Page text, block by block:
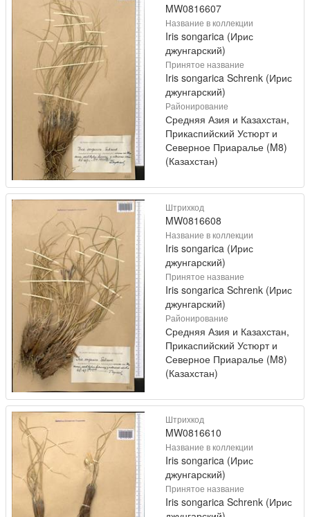
MW0816607
Название в коллекции
Iris songarica (Ирис
джунгарский)
Принятое название
Iris songarica Schrenk (Ирис
джунгарский)
Районирование
Средняя Азия и Казахстан,
Прикаспийский Устюрт и
Северное Приаралье (M8)
(Казахстан)
Штрихкод
MW0816608
Название в коллекции
Iris songarica (Ирис
джунгарский)
Принятое название
Iris songarica Schrenk (Ирис
джунгарский)
Районирование
Средняя Азия и Казахстан,
Прикаспийский Устюрт и
Северное Приаралье (M8)
(Казахстан)
Штрихкод
MW0816610
Название в коллекции
Iris songarica (Ирис
джунгарский)
Принятое название
Iris songarica Schrenk (Ирис